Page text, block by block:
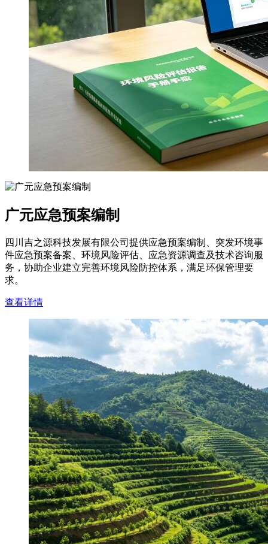
广元应急预案编制
四川吉之源科技发展有限公司提供应急预案编制、突发环境事
件应急预案备案、环境风险评估、应急资源调查及技术咨询服
务，协助企业建立完善环境风险防控体系，满足环保管理要
求。
查看详情